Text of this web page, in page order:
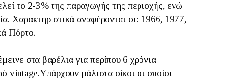
το 2-3% της παραγωγής της περιοχής, ενώ
Χαρακτηριστικά αναφέρονται οι: 1966, 1977,
Πόρτο.
στα βαρέλια για περίπου 6 χρόνια.
vintage.Υπάρχουν μάλιστα οίκοι οι οποίοι